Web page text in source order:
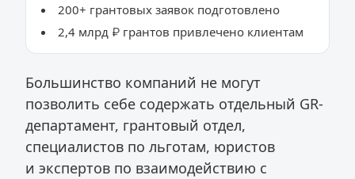
200+ грантовых заявок подготовлено
2,4 млрд ₽ грантов привлечено клиентам
Большинство компаний не могут
позволить себе содержать отдельный GR-
департамент, грантовый отдел,
специалистов по льготам, юристов
и экспертов по взаимодействию с